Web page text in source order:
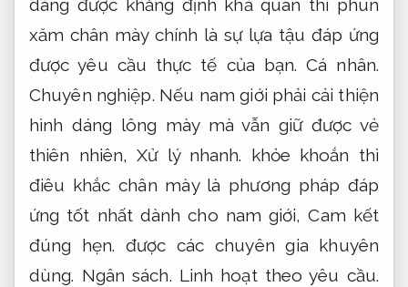
dáng được khẳng định khả quan thì phun
xăm chân mày chính là sự lựa tậu đáp ứng
được yêu cầu thực tế của bạn.Cá nhân.
Chuyên nghiệp. Nếu nam giới phải cải thiện
hình dáng lông mày mà vẫn giữ được vẻ
thiên nhiên,Xử lý nhanh. khỏe khoắn thì
điêu khắc chân mày là phương pháp đáp
ứng tốt nhất dành cho nam giới,Cam kết
đúng hẹn. được các chuyên gia khuyên
dùng. Ngân sách. Linh hoạt theo yêu cầu.